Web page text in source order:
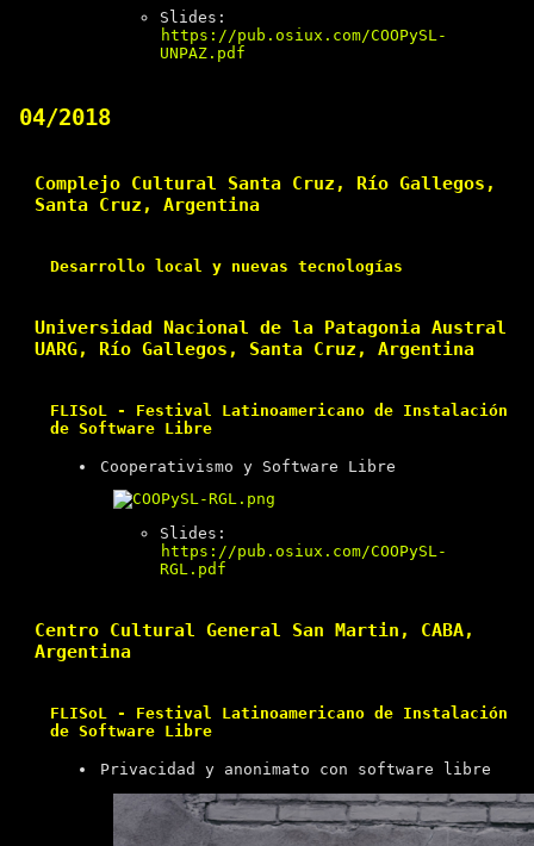
Slides:
https://pub.osiux.com/COOPySL-
UNPAZ.pdf
04/2018
Complejo Cultural Santa Cruz, Río Gallegos,
Santa Cruz, Argentina
Desarrollo local y nuevas tecnologías
Universidad Nacional de la Patagonia Austral
UARG, Río Gallegos, Santa Cruz, Argentina
FLISoL - Festival Latinoamericano de Instalación
de Software Libre
Cooperativismo y Software Libre
Slides:
https://pub.osiux.com/COOPySL-
RGL.pdf
Centro Cultural General San Martin, CABA,
Argentina
FLISoL - Festival Latinoamericano de Instalación
de Software Libre
Privacidad y anonimato con software libre